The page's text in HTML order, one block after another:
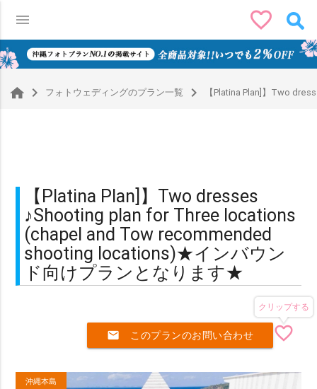
menu favorite_border
navigate_next フォトウェディングのプラン一覧 navigate_next 【Platina Plan]】Two
【Platina Plan]】Two dresses
♪Shooting plan for Three locations
(chapel and Tow recommended
shooting locations)★インバウン
ド向けプランとなります★
mail このプランのお問い合わせ favorite_border
クリップする
沖縄本島